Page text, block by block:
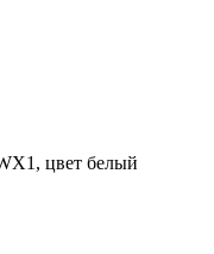
цвет белый